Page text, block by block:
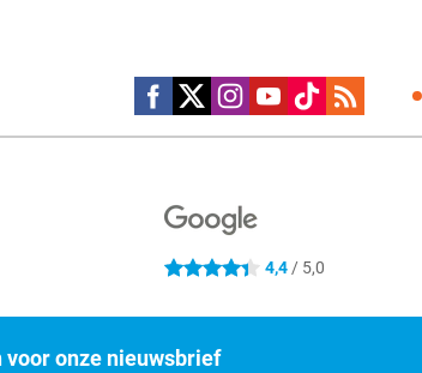
Social media
4.4 sterren 4,4 / 5,0
voor onze nieuwsbrief